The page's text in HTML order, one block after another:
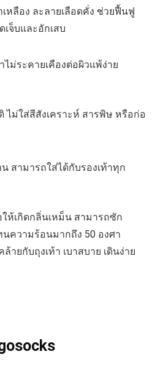
หลือง ละลายเลือดคั่ง ช่วยฟื้นฟู
จ็บและอักเสบ
ม่ระคายเคืองต่อผิวแพ้ง่าย
ไม่ใส่สีสังเคราะห์ สารพิษ หรือก่อ
สามารถใส่ได้กับรองเท้าทุก
ห้เกิดกลิ่นเหม็น สามารถซัก
ความร้อนมากถึง 50 องศา
ายกับถุงเท้า เบาสบาย เดินง่าย